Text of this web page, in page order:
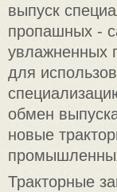
выпуск
пропашных -
увлажненных
для
обмен
новые
Тракторные